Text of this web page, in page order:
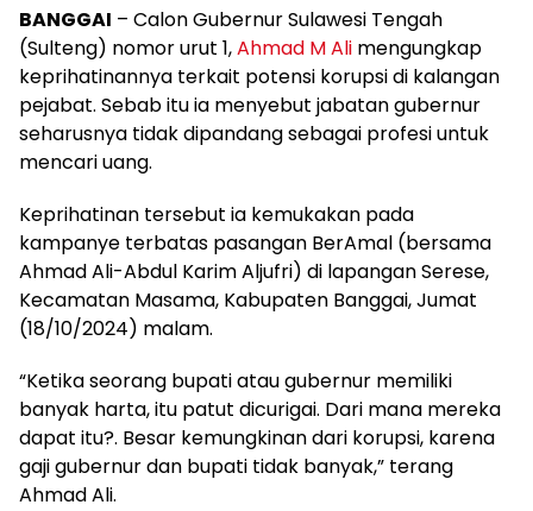
BANGGAI – Calon Gubernur Sulawesi Tengah
(Sulteng) nomor urut 1,Ahmad M Ali mengungkap
keprihatinannya terkait potensi korupsi di kalangan
pejabat. Sebab itu ia menyebut jabatan gubernur
seharusnya tidak dipandang sebagai profesi untuk
mencari uang.
Keprihatinan tersebut ia kemukakan pada
kampanye terbatas pasangan BerAmal (bersama
Ahmad Ali-Abdul Karim Aljufri) di lapangan Serese,
Kecamatan Masama, Kabupaten Banggai, Jumat
(18/10/2024) malam.
“Ketika seorang bupati atau gubernur memiliki
banyak harta, itu patut dicurigai. Dari mana mereka
dapat itu?. Besar kemungkinan dari korupsi, karena
gaji gubernur dan bupati tidak banyak,” terang
Ahmad Ali.